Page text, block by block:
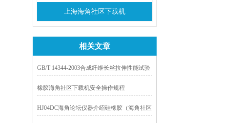
上海海角社区下载机
相关文章
GB/T 14344-2003合成纤维长丝拉伸性能试验
橡胶海角社区下载机安全操作规程
HJ04DC海角论坛仪器介绍硅橡胶（海角社区